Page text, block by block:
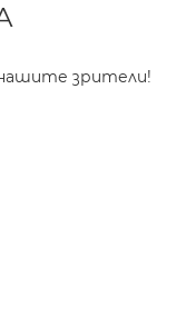
зрители!